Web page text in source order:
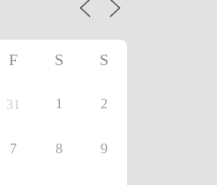
F S S
31 1 2
7 8 9